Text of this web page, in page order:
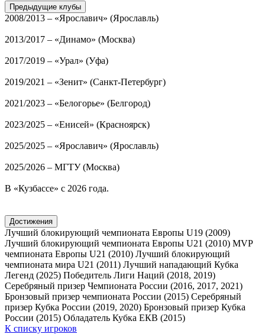
Предыдущие клубы
2008/2013 – «Ярославич» (Ярославль)
2013/2017 – «Динамо» (Москва)
2017/2019 – «Урал» (Уфа)
2019/2021 – «Зенит» (Санкт-Петербург)
2021/2023 – «Белогорье» (Белгород)
2023/2025 – «Енисей» (Красноярск)
2025/2025 – «Ярославич» (Ярославль)
2025/2026 – МГТУ (Москва)
В «Кузбассе» с 2026 года.
Достижения
Лучший блокирующий чемпионата Европы U19 (2009)
Лучший блокирующий чемпионата Европы U21 (2010) MVP
чемпионата Европы U21 (2010) Лучший блокирующий
чемпионата мира U21 (2011) Лучший нападающий Кубка
Легенд (2025) Победитель Лиги Наций (2018, 2019)
Серебряный призер Чемпионата России (2016, 2017, 2021)
Бронзовый призер чемпионата России (2015) Серебряный
призер Кубка России (2019, 2020) Бронзовый призер Кубка
России (2015) Обладатель Кубка ЕКВ (2015)
К списку игроков